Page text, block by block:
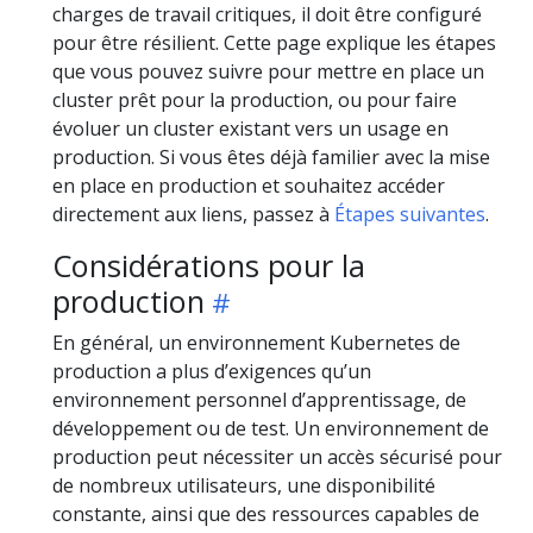
charges de travail critiques, il doit être configuré
pour être résilient. Cette page explique les étapes
que vous pouvez suivre pour mettre en place un
cluster prêt pour la production, ou pour faire
évoluer un cluster existant vers un usage en
production. Si vous êtes déjà familier avec la mise
en place en production et souhaitez accéder
directement aux liens, passez à Étapes suivantes.
Considérations pour la
production
En général, un environnement Kubernetes de
production a plus d’exigences qu’un
environnement personnel d’apprentissage, de
développement ou de test. Un environnement de
production peut nécessiter un accès sécurisé pour
de nombreux utilisateurs, une disponibilité
constante, ainsi que des ressources capables de